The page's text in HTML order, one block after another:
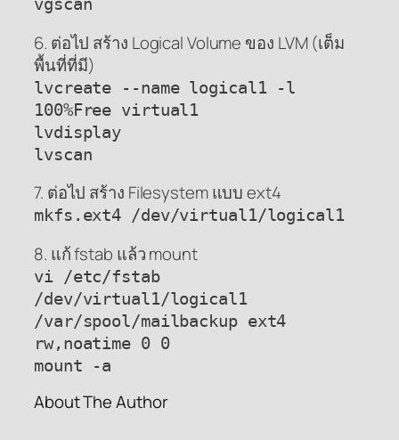
vgscan
6. ต่อไป สร้าง Logical Volume ของ LVM (เต็ม
พื้นที่ที่มี)
lvcreate --name logical1 -l
100%Free virtual1
lvdisplay
lvscan
7. ต่อไป สร้าง Filesystem แบบ ext4
mkfs.ext4 /dev/virtual1/logical1
8. แก้ fstab แล้ว mount
vi /etc/fstab
/dev/virtual1/logical1
/var/spool/mailbackup ext4
rw,noatime 0 0
mount -a
About The Author